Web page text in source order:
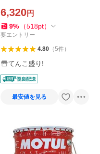
パワー エルイー 100%化学合
成オイル 5W40 1L
6,320円
9% （518pt）
要エントリー
4.80（5件）
てんこ盛り!
最安値を見る